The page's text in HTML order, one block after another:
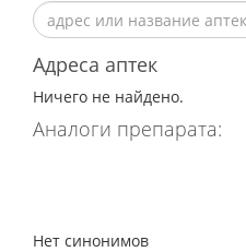
Адреса аптек
Ничего не найдено.
Аналоги препарата:
Нет синонимов